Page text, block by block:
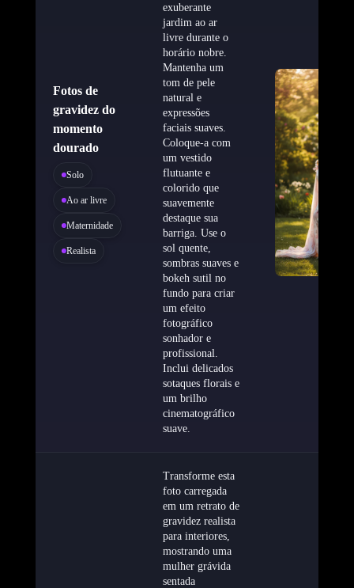
Fotos de
gravidez do
momento
dourado
Solo
Ao ar livre
Maternidade
Realista
exuberante
jardim ao ar
livre durante o
horário nobre.
Mantenha um
tom de pele
natural e
expressões
faciais suaves.
Coloque-a com
um vestido
flutuante e
colorido que
suavemente
destaque sua
barriga. Use o
sol quente,
sombras suaves e
bokeh sutil no
fundo para criar
um efeito
fotográfico
sonhador e
profissional.
Inclui delicados
sotaques florais e
um brilho
cinematográfico
suave.
Transforme esta
foto carregada
em um retrato de
gravidez realista
para interiores,
mostrando uma
mulher grávida
sentada